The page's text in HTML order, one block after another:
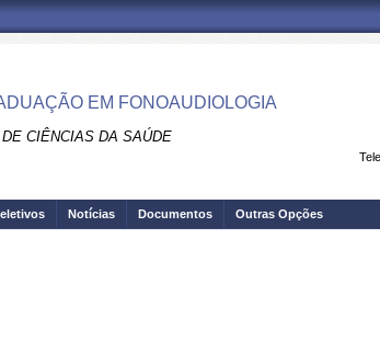
EM FONOAUDIOLOGIA
CIÊNCIAS DA SAÚDE
Notícias Documentos Outras Opções